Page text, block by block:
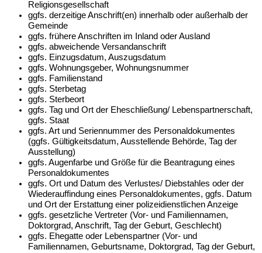
Religionsgesellschaft
ggfs. derzeitige Anschrift(en) innerhalb oder außerhalb der
Gemeinde
ggfs. frühere Anschriften im Inland oder Ausland
ggfs. abweichende Versandanschrift
ggfs. Einzugsdatum, Auszugsdatum
ggfs. Wohnungsgeber, Wohnungsnummer
ggfs. Familienstand
ggfs. Sterbetag
ggfs. Sterbeort
ggfs. Tag und Ort der Eheschließung/ Lebenspartnerschaft,
ggfs. Staat
ggfs. Art und Seriennummer des Personaldokumentes
(ggfs. Gültigkeitsdatum, Ausstellende Behörde, Tag der
Ausstellung)
ggfs. Augenfarbe und Größe für die Beantragung eines
Personaldokumentes
ggfs. Ort und Datum des Verlustes/ Diebstahles oder der
Wiederauffindung eines Personaldokumentes, ggfs. Datum
und Ort der Erstattung einer polizeidienstlichen Anzeige
ggfs. gesetzliche Vertreter (Vor- und Familiennamen,
Doktorgrad, Anschrift, Tag der Geburt, Geschlecht)
ggfs. Ehegatte oder Lebenspartner (Vor- und
Familiennamen, Geburtsname, Doktorgrad, Tag der Geburt,